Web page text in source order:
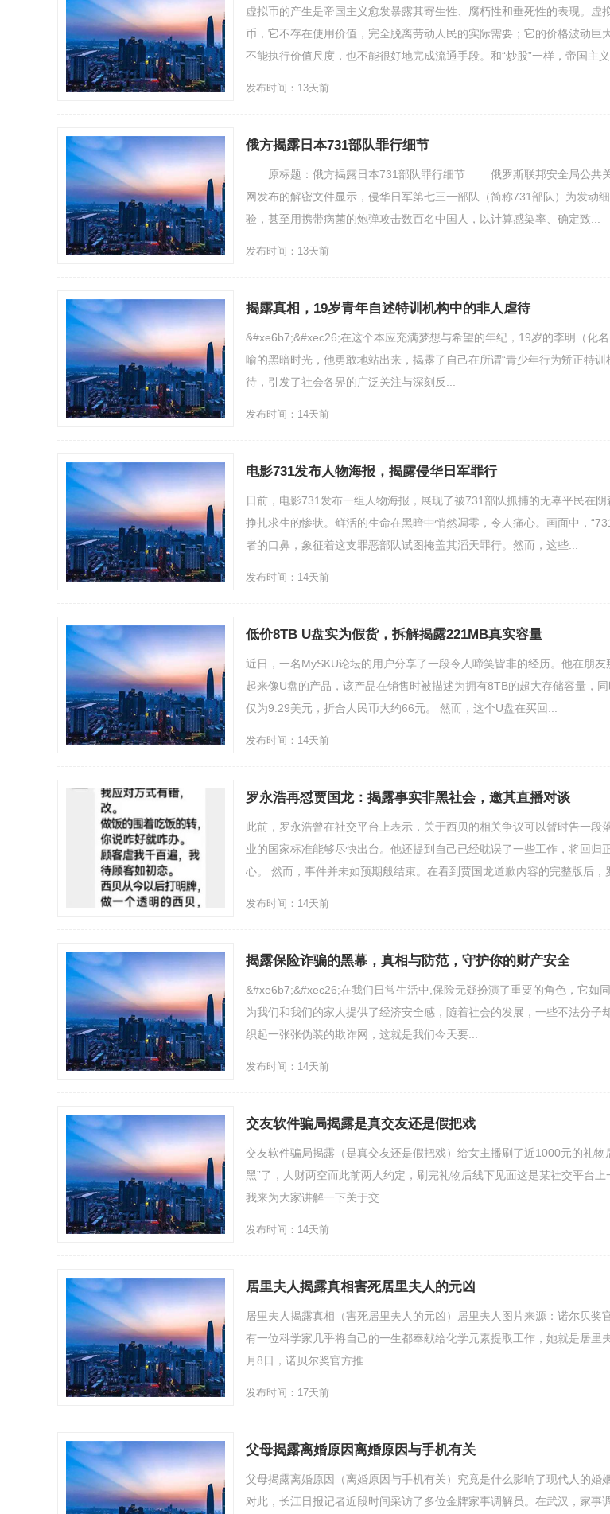
虚拟币的产生是帝国主义愈发暴露其寄生性、腐朽性和垂死性的表现。虚
币，它不存在使用价值，完全脱离劳动人民的实际需要；它的价格波动巨
不能执行价值尺度，也不能很好地完成流通手段。和“炒股”一样，帝国主义
发布时间：13天前
俄方揭露日本731部队罪行细节
原标题：俄方揭露日本731部队罪行细节 俄罗斯联邦安全局公共关
网发布的解密文件显示，侵华日军第七三一部队（简称731部队）为发动
验，甚至用携带病菌的炮弹攻击数百名中国人，以计算感染率、确定致...
发布时间：13天前
揭露真相，19岁青年自述特训机构中的非人虐待
&#xe6b7;&#xec26;在这个本应充满梦想与希望的年纪，19岁的李明（化
喻的黑暗时光，他勇敢地站出来，揭露了自己在所谓“青少年行为矫正特训
待，引发了社会各界的广泛关注与深刻反...
发布时间：14天前
电影731发布人物海报，揭露侵华日军罪行
日前，电影731发布一组人物海报，展现了被731部队抓捕的无辜平民在阴
挣扎求生的惨状。鲜活的生命在黑暗中悄然凋零，令人痛心。画面中，
者的口鼻，象征着这支罪恶部队试图掩盖其滔天罪行。然而，这些...
发布时间：14天前
低价8TB U盘实为假货，拆解揭露221MB真实容量
近日，一名MySKU论坛的用户分享了一段令人啼笑皆非的经历。他在朋
起来像U盘的产品，该产品在销售时被描述为拥有8TB的超大存储容量，
仅为9.29美元，折合人民币大约66元。 然而，这个U盘在买回...
发布时间：14天前
罗永浩再怼贾国龙：揭露事实非黑社会，邀其直播对谈
此前，罗永浩曾在社交平台上表示，关于西贝的相关争议可以暂时告一段
业的国家标准能够尽快出台。他还提到自己已经耽误了一些工作，将回归
心。 然而，事件并未如预期般结束。在看到贾国龙道歉内容的完整版后，
发布时间：14天前
揭露保险诈骗的黑幕，真相与防范，守护你的财产安全
&#xe6b7;&#xec26;在我们日常生活中,保险无疑扮演了重要的角色，它如
为我们和我们的家人提供了经济安全感，随着社会的发展，一些不法分子
织起一张张伪装的欺诈网，这就是我们今天要...
发布时间：14天前
交友软件骗局揭露是真交友还是假把戏
交友软件骗局揭露（是真交友还是假把戏）给女主播刷了近1000元的礼物
黑”了，人财两空而此前两人约定，刷完礼物后线下见面这是某社交平台上
我来为大家讲解一下关于交.....
发布时间：14天前
居里夫人揭露真相害死居里夫人的元凶
居里夫人揭露真相（害死居里夫人的元凶）居里夫人图片来源：诺尔贝奖
有一位科学家几乎将自己的一生都奉献给化学元素提取工作，她就是居里
月8日，诺贝尔奖官方推.....
发布时间：17天前
父母揭露离婚原因离婚原因与手机有关
父母揭露离婚原因（离婚原因与手机有关）究竟是什么影响了现代人的婚
对此，长江日报记者近段时间采访了多位金牌家事调解员。在武汉，家事